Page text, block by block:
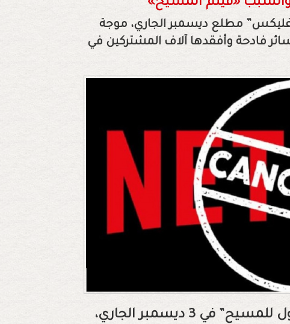
«فيلم المسيح»
مطلع ديسمبر الجاري، موجة
فادحة وأفقدها آلاف المشتركين في
وبدأت نتفليكس عرض فيلم “الإغواء الأول للمسيح” في 3 ديسمبر الجاري،